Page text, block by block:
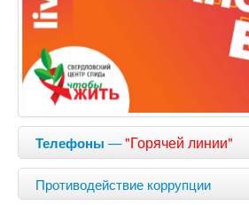
Телефоны —"Горячей линии"
Противодействие коррупции